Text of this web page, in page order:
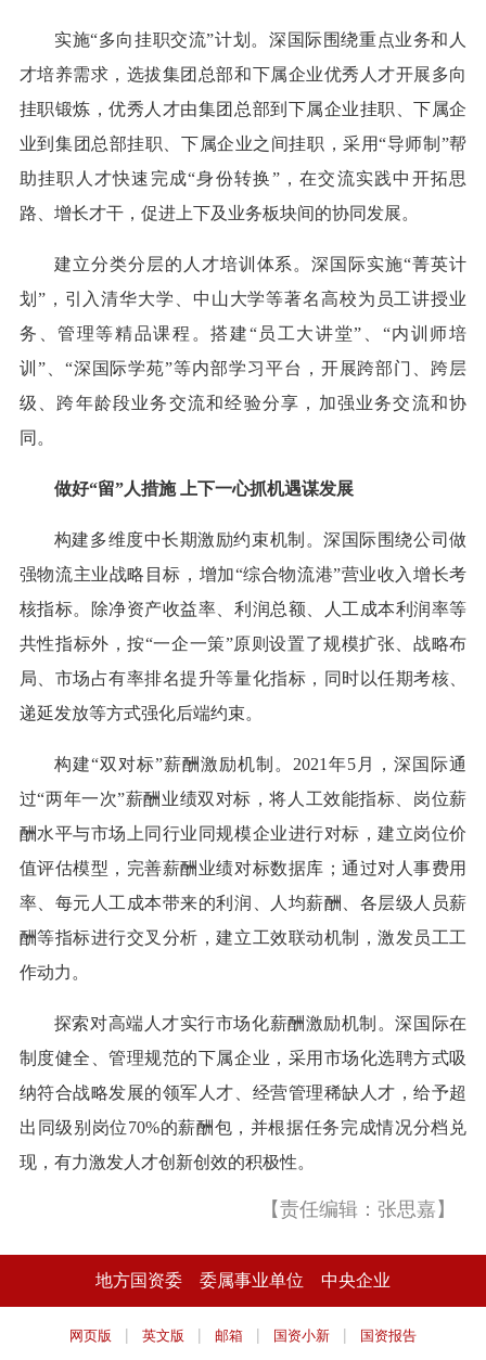
实施“多向挂职交流”计划。深国际围绕重点业务和人
才培养需求，选拔集团总部和下属企业优秀人才开展多向
挂职锻炼，优秀人才由集团总部到下属企业挂职、下属企
业到集团总部挂职、下属企业之间挂职，采用“导师制”帮
助挂职人才快速完成“身份转换”，在交流实践中开拓思
路、增长才干，促进上下及业务板块间的协同发展。
建立分类分层的人才培训体系。深国际实施“菁英计
划”，引入清华大学、中山大学等著名高校为员工讲授业
务、管理等精品课程。搭建“员工大讲堂”、“内训师培
训”、“深国际学苑”等内部学习平台，开展跨部门、跨层
级、跨年龄段业务交流和经验分享，加强业务交流和协
同。
做好“留”人措施 上下一心抓机遇谋发展
构建多维度中长期激励约束机制。深国际围绕公司做
强物流主业战略目标，增加“综合物流港”营业收入增长考
核指标。除净资产收益率、利润总额、人工成本利润率等
共性指标外，按“一企一策”原则设置了规模扩张、战略布
局、市场占有率排名提升等量化指标，同时以任期考核、
递延发放等方式强化后端约束。
构建“双对标”薪酬激励机制。2021年5月，深国际通
过“两年一次”薪酬业绩双对标，将人工效能指标、岗位薪
酬水平与市场上同行业同规模企业进行对标，建立岗位价
值评估模型，完善薪酬业绩对标数据库；通过对人事费用
率、每元人工成本带来的利润、人均薪酬、各层级人员薪
酬等指标进行交叉分析，建立工效联动机制，激发员工工
作动力。
探索对高端人才实行市场化薪酬激励机制。深国际在
制度健全、管理规范的下属企业，采用市场化选聘方式吸
纳符合战略发展的领军人才、经营管理稀缺人才，给予超
出同级别岗位70%的薪酬包，并根据任务完成情况分档兑
现，有力激发人才创新创效的积极性。
【责任编辑：张思嘉】
地方国资委 委属事业单位 中央企业
网页版 | 英文版 | 邮箱 | 国资小新 | 国资报告